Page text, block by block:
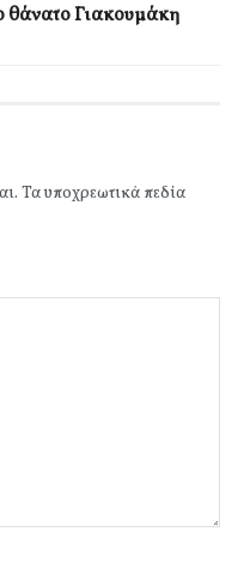
θάνατο Γιακουμάκη
Τα υποχρεωτικά πεδία